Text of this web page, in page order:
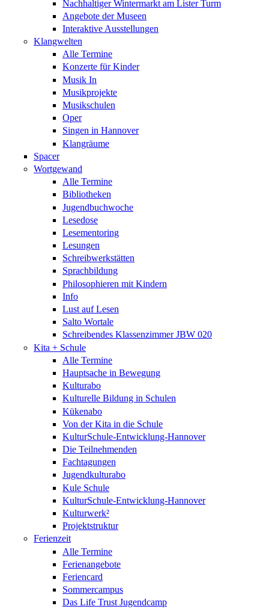
Nachhaltiger Wintermarkt am Lister Turm
Angebote der Museen
Interaktive Ausstellungen
Klangwelten
Alle Termine
Konzerte für Kinder
Musik In
Musikprojekte
Musikschulen
Oper
Singen in Hannover
Klangräume
Spacer
Wortgewand
Alle Termine
Bibliotheken
Jugendbuchwoche
Lesedose
Lesementoring
Lesungen
Schreibwerkstätten
Sprachbildung
Philosophieren mit Kindern
Info
Lust auf Lesen
Salto Wortale
Schreibendes Klassenzimmer JBW 020
Kita + Schule
Alle Termine
Hauptsache in Bewegung
Kulturabo
Kulturelle Bildung in Schulen
Kükenabo
Von der Kita in die Schule
KulturSchule-Entwicklung-Hannover
Die Teilnehmenden
Fachtagungen
Jugendkulturabo
Kule Schule
KulturSchule-Entwicklung-Hannover
Kulturwerk²
Projektstruktur
Ferienzeit
Alle Termine
Ferienangebote
Feriencard
Sommercampus
Das Life Trust Jugendcamp